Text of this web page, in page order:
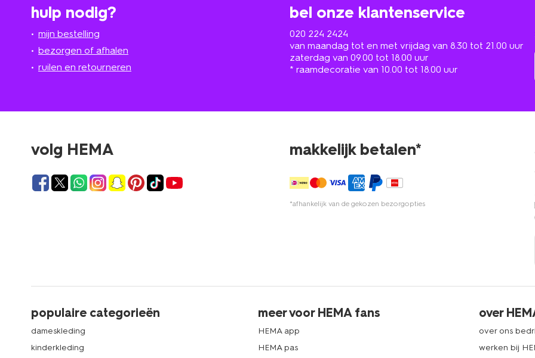
hulp nodig?
mijn bestelling
bezorgen of afhalen
ruilen en retourneren
bel onze klantenservice
020 224 2424
van maandag tot en met vrijdag van 8.30 tot 21.00 uur
zaterdag van 09.00 tot 18.00 uur
* raamdecoratie van 10.00 tot 18.00 uur
volg HEMA makkelijk betalen*
*afhankelijk van de gekozen bezorgopties
populaire categorieën
dameskleding
kinderkleding
meer voor HEMA fans
HEMA app
HEMA pas
over
over ons
werken bij